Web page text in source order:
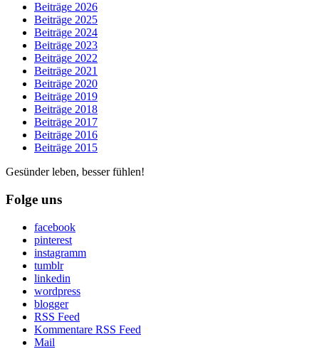
Beiträge 2026
Beiträge 2025
Beiträge 2024
Beiträge 2023
Beiträge 2022
Beiträge 2021
Beiträge 2020
Beiträge 2019
Beiträge 2018
Beiträge 2017
Beiträge 2016
Beiträge 2015
Gesünder leben, besser fühlen!
Folge uns
facebook
pinterest
instagramm
tumblr
linkedin
wordpress
blogger
RSS Feed
Kommentare RSS Feed
Mail